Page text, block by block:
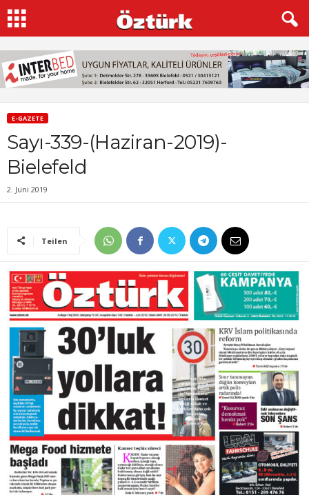
E-GAZETE
Sayı-339-(Haziran-2019)-
Bielefeld
2. Juni 2019
Teilen